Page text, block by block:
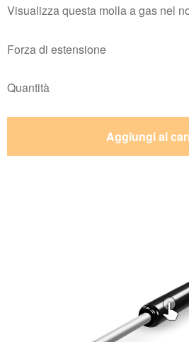
Visualizza questa molla a gas nel
Forza di estensione
Quantità
Aggiungi al